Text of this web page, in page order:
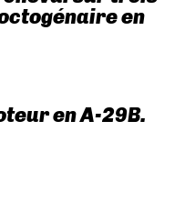
en
en A-29B.